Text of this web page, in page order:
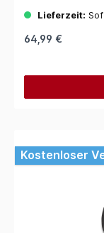
Lieferzeit:
64,99 €
Kostenloser